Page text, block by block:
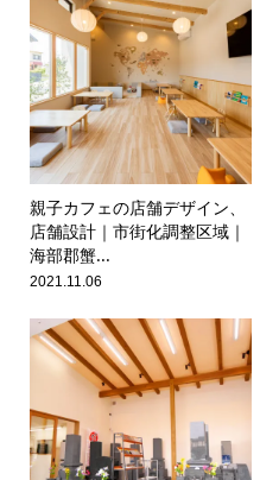
親子カフェの店舗デザイン、
店舗設計｜市街化調整区域｜
海部郡蟹...
2021.11.06